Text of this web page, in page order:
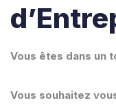
Vous êtes dans un
Vous souhaitez